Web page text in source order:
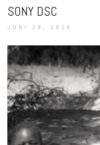
SONY DSC
JUNI 29, 2018